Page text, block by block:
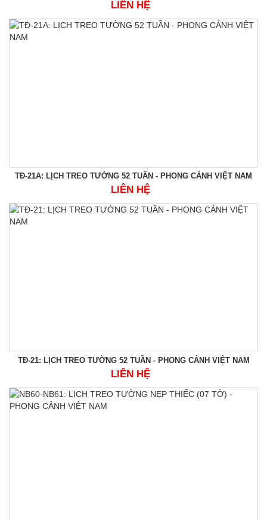
LIÊN HỆ
TĐ-21A: LỊCH TREO TƯỜNG 52 TUẦN - PHONG CẢNH VIỆT NAM
LIÊN HỆ
TĐ-21: LỊCH TREO TƯỜNG 52 TUẦN - PHONG CẢNH VIỆT NAM
LIÊN HỆ